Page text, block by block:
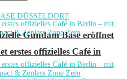
erstes offizielles Café in
Gundam Base eröffnet